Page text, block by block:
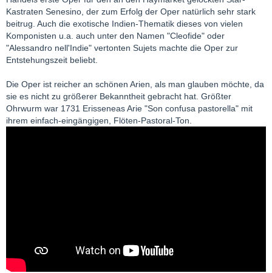
Kastraten Senesino, der zum Erfolg der Oper natürlich sehr stark
beitrug. Auch die exotische Indien-Thematik dieses von vielen
Komponisten u.a. auch unter den Namen "Cleofide" oder
"Alessandro nell'Indie" vertonten Sujets machte die Oper zur
Entstehungszeit beliebt.
Die Oper ist reicher an schönen Arien, als man glauben möchte, da
sie es nicht zu größerer Bekanntheit gebracht hat. Größter
Ohrwurm war 1731 Erisseneas Arie "Son confusa pastorella" mit
ihrem einfach-eingängigen, Flöten-Pastoral-Ton.